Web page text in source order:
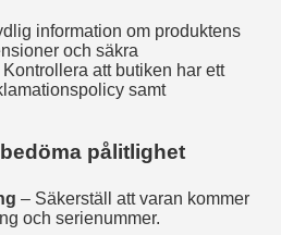
information om produktens
och säkra
att butiken har ett
samt
pålitlighet
– Säkerställ att varan kommer
och serienummer.